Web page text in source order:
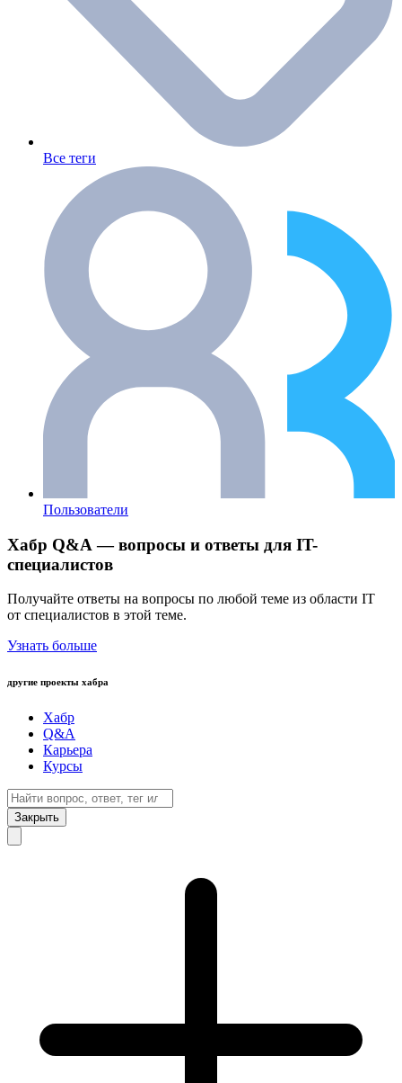
Все теги
Пользователи
Хабр Q&A — вопросы и ответы для IT-
специалистов
Получайте ответы на вопросы по любой теме из области IT
от специалистов в этой теме.
Узнать больше
другие проекты хабра
Хабр
Q&A
Карьера
Курсы
Закрыть